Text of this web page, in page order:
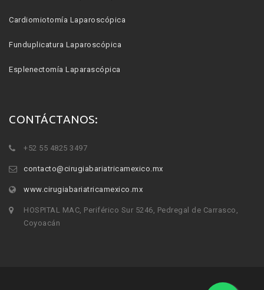
Cardiomiotomía Laparoscópica
Funduplicatura Laparoscópica
Esplenectomía Laparascópica
CONTÁCTANOS:
+52 55 4825 3497
contacto@cirugiabariatricamexico.mx
www.cirugiabariatricamexico.mx
HOSPITAL MAC, Periférico Sur 5246, Pedregal de Carrasco,
Coyoacán